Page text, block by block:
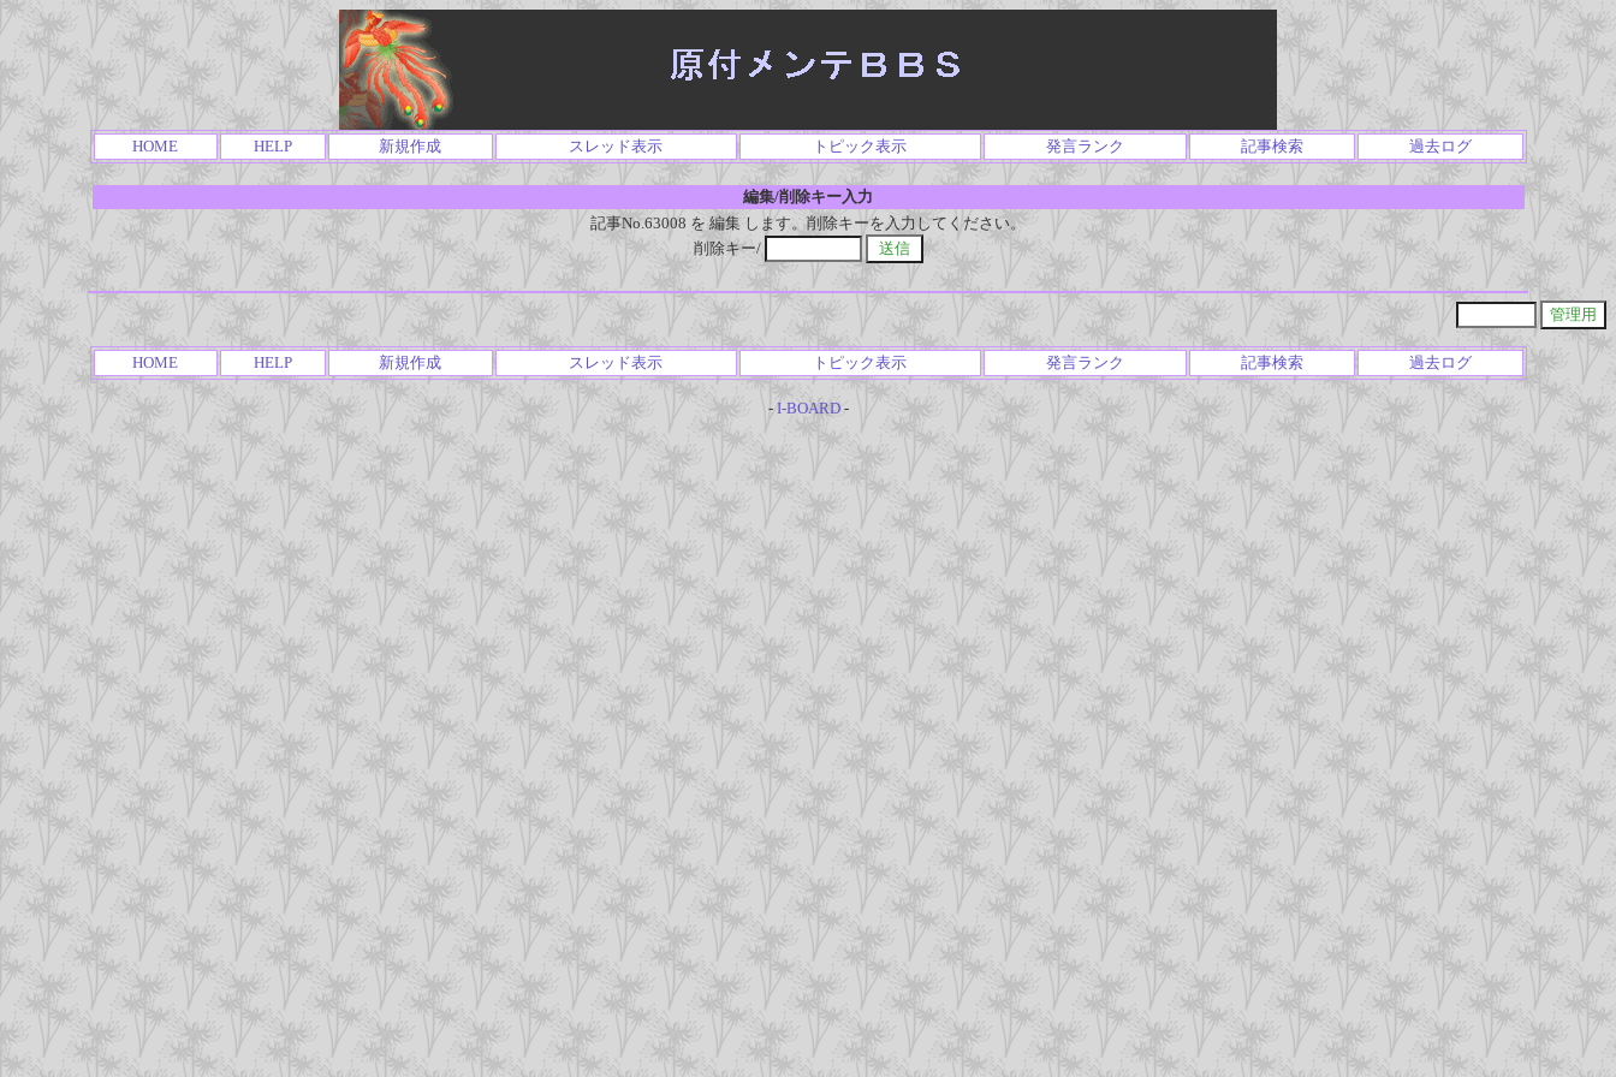
HOME HELP 新規作成 スレッド表示 トピック表示 発言ランク 記事検索 過去ログ
編集/削除キー入力
記事No.63008 を 編集 します。削除キーを入力してください。
削除キー/
HOME HELP 新規作成 スレッド表示 トピック表示 発言ランク 記事検索 過去ログ
- I-BOARD-